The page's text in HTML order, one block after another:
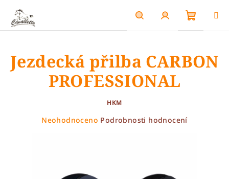
obsah
HledatPřihlášení
košík
Jezdecká přilba CARBON
PROFESSIONAL
HKM
Průměrné
Neohodnoceno Podrobnosti hodnocení